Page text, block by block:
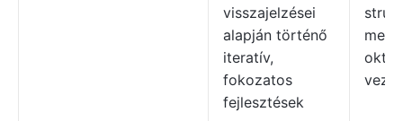
visszajelzései
alapján történő
iteratív,
fokozatos
fejlesztések